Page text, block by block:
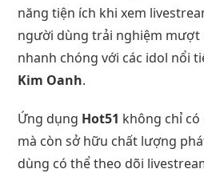
năng tiện ích khi xem
người dùng trải nghiệm mượt
nhanh chóng với các idol nổi
Kim Oanh.
Ứng dụng Hot51 không chỉ
mà còn sở hữu chất lượng
dùng có thể theo dõi